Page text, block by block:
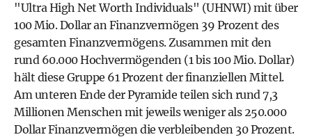
"Ultra High Net Worth Individuals" (UHNWI) mit über
100 Mio. Dollar an Finanzvermögen 39 Prozent des
gesamten Finanzvermögens. Zusammen mit den
rund 60.000 Hochvermögenden (1 bis 100 Mio. Dollar)
hält diese Gruppe 61 Prozent der finanziellen Mittel.
Am unteren Ende der Pyramide teilen sich rund 7,3
Millionen Menschen mit jeweils weniger als 250.000
Dollar Finanzvermögen die verbleibenden 30 Prozent.